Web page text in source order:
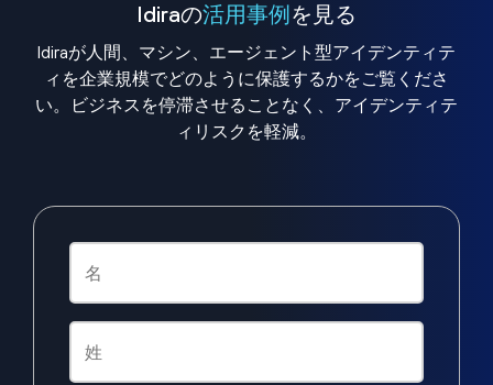
Idiraの活用事例を見る
Idiraが人間、マシン、エージェント型アイデンティテ
ィを企業規模でどのように保護するかをご覧くださ
い。ビジネスを停滞させることなく、アイデンティテ
ィリスクを軽減。